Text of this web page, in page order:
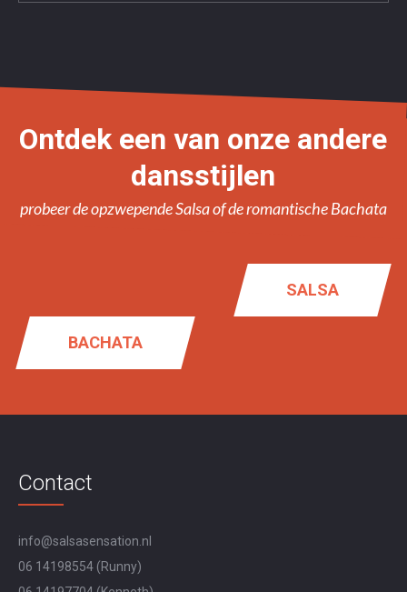
Ontdek een van onze andere
dansstijlen
probeer de opzwepende Salsa of de romantische Bachata
SALSA
BACHATA
Contact
info@salsasensation.nl
06 14198554 (Runny)